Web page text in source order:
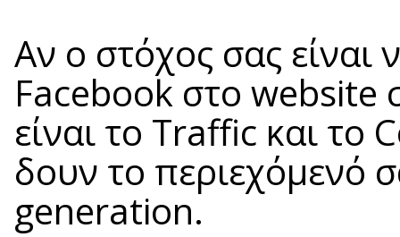
Αν ο στόχος σας είναι
Facebook στο website
είναι το Traffic και το
δουν το περιεχόμενό
generation.